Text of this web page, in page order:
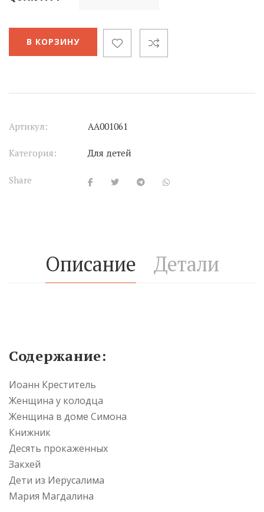
В КОРЗИНУ
Артикул: АА001061
Категория: Для детей
Share
Описание Детали
Содержание:
Иоанн Креститель
Женщина у колодца
Женщина в доме Симона
Книжник
Десять прокаженных
Закхей
Дети из Иерусалима
Мария Магдалина